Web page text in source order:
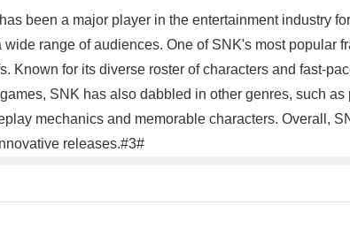
been a major player in the entertainment industry
range of audiences. One of SNK's most popular
Known for its diverse roster of characters and fast-
SNK has also dabbled in other genres, such
mechanics and memorable characters. Overall,
releases.#3#